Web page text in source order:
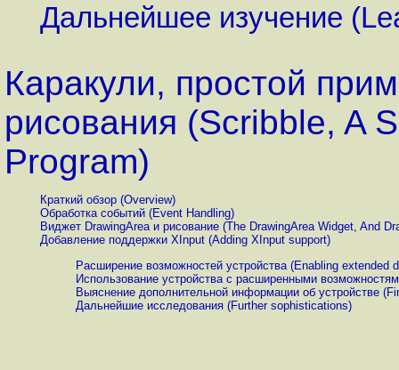
Дальнейшее изучение
Каракули, простой
рисования (Scribble, A
Program)
Краткий обзор (Overview)
Обработка событий (Event Handling)
Виджет DrawingArea и рисование (The DrawingArea Widget, And
Добавление поддержки XInput (Adding XInput support)
Расширение возможностей устройства (Enabling extended
Использование устройства с расширенными
Выяснение дополнительной информации об устройстве
Дальнейшие исследования (Further sophistications)